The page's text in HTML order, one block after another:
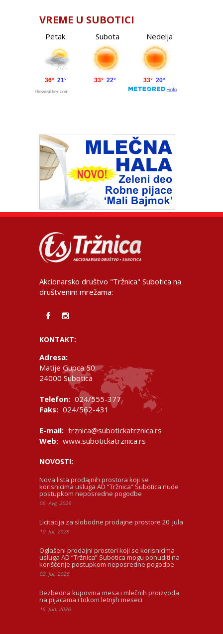
VREME U SUBOTICI
Petak Subota Nedelja
Akcionarsko društvo "Tržnica" Subotica na
društvenim mrežama:
KONTAKT:
Adresa:
Matije Gupca 50
24000 Subotica
Telefon: 024/555-377
Faks: 024/562-431
E-mail: trznica@subotickatrznica.rs
Web: www.subotickatrznica.rs
NOVOSTI:
Nova lista prodajnih prostora koji se
korisnicima usluga AD “Tržnica” Subotica nude
postupkom neposredne pogodbe
06. Avg, 2026
Licitacija za slobodne prodajne prostore 20. jula
10. Jul, 2026
Oglašeni prodajni prostori koji se korisnicima
usluga AD “Tržnica” Subotica mogu ponuditi na
korišćenje postupkom neposredne pogodbe
02. Jul, 2026
Bezbedna kupovina mesa i mlečnih proizvoda
na pijacama i tokom letnjih meseci
15. Jun, 2026